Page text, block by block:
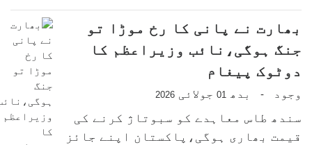
بھارت نے پانی کا رخ موڑا تو
جنگ ہوگی،نائب وزیراعظم کا
دوٹوک پیغام
وجود - بدھ 01 جولائی 2026
سندھ طاس معاہدے کو سبوتاژ کرنے کی
قیمت بھاری ہوگی،پاکستان اپنے جائز